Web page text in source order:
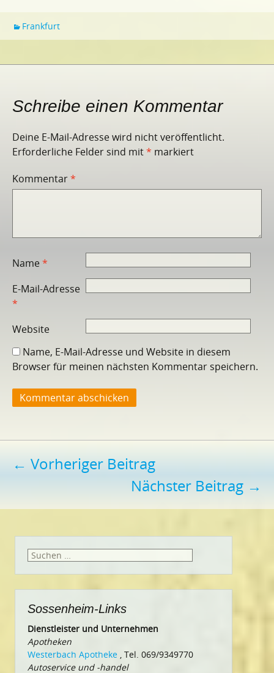
Frankfurt
Schreibe einen Kommentar
Deine E-Mail-Adresse wird nicht veröffentlicht.
Erforderliche Felder sind mit* markiert
Kommentar*
Name*
E-Mail-Adresse
*
Website
Name, E-Mail-Adresse und Website in diesem
Browser für meinen nächsten Kommentar speichern.
Beitragsnavigation
← Vorheriger Beitrag
Nächster Beitrag →
Suchen
Sossenheim-Links
Dienstleister und Unternehmen
Apotheken
Westerbach Apotheke , Tel. 069/9349770
Autoservice und -handel